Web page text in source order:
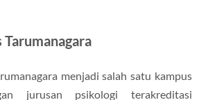
menjadi salah satu kampus
jurusan psikologi terakreditasi